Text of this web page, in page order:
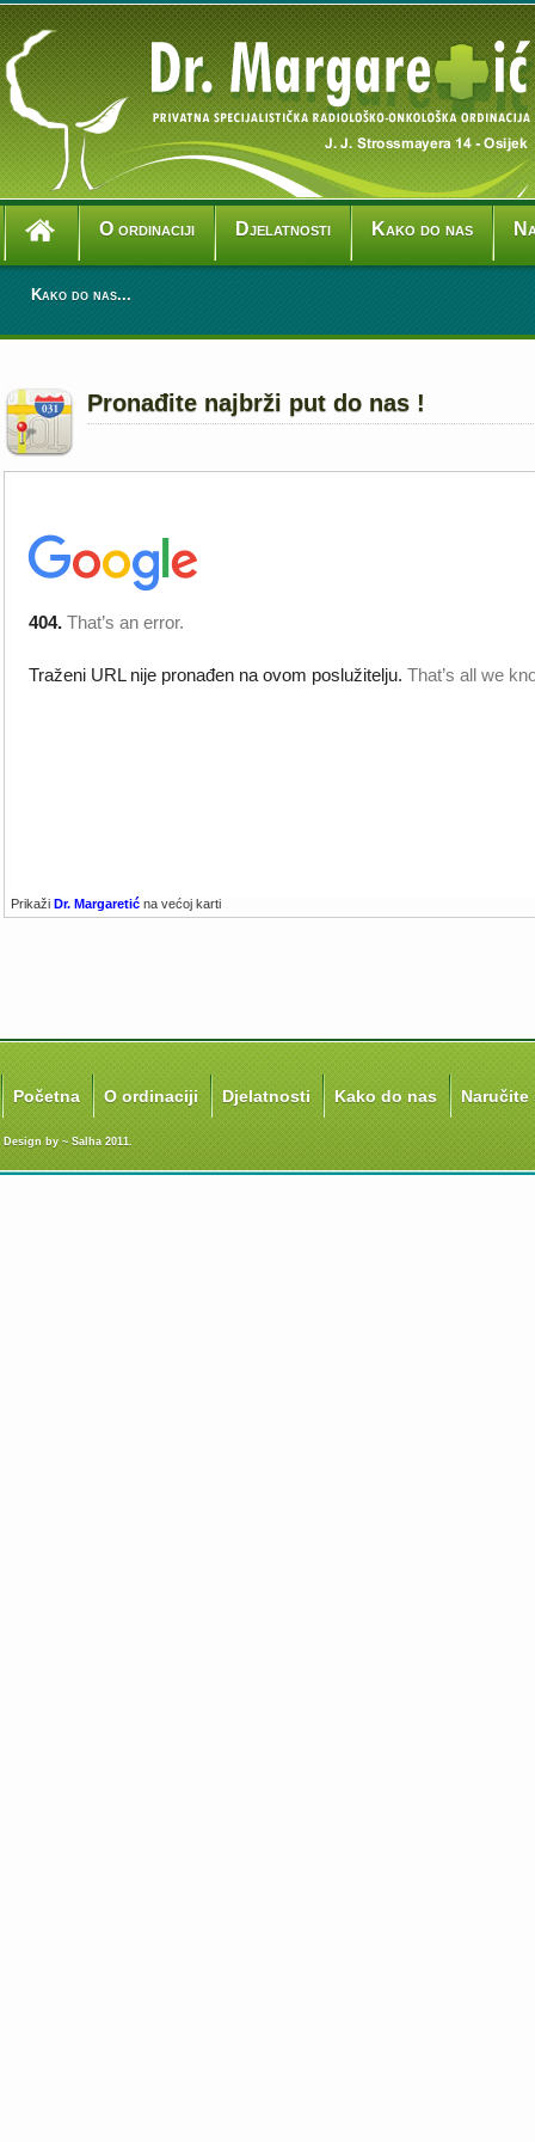
O ordinaciji Djelatnosti Kako do nas
Kako do nas...
Pronađite najbrži put do nas !
Prikaži Dr. Margaretićna većoj karti
Početna O ordinaciji Djelatnosti Kako do nas Naručite
Design by ~ Salha 2011.